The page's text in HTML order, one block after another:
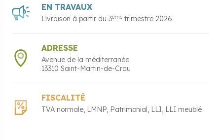
EN TRAVAUX
Livraison à partir du 3ème trimestre 2026
ADRESSE
Avenue de la méditerranée
13310 Saint-Martin-de-Crau
FISCALITÉ
TVA normale LMNP Patrimonial LLI LLI meublé